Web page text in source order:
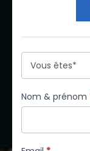
Formulaire
simple
avec
téléphone
Nom & prénom